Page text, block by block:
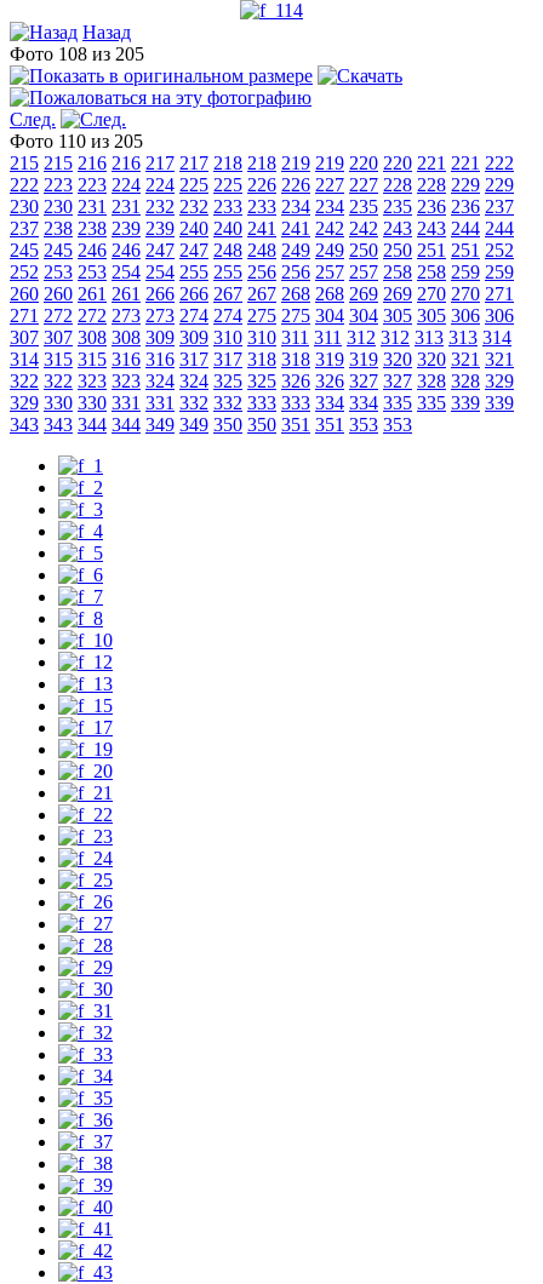
Назад
Фото 108 из 205
След.
Фото 110 из 205
215 215 216 216 217 217 218 218 219 219 220 220 221 221 222
222 223 223 224 224 225 225 226 226 227 227 228 228 229 229
230 230 231 231 232 232 233 233 234 234 235 235 236 236 237
237 238 238 239 239 240 240 241 241 242 242 243 243 244 244
245 245 246 246 247 247 248 248 249 249 250 250 251 251 252
252 253 253 254 254 255 255 256 256 257 257 258 258 259 259
260 260 261 261 266 266 267 267 268 268 269 269 270 270 271
271 272 272 273 273 274 274 275 275 304 304 305 305 306 306
307 307 308 308 309 309 310 310 311 311 312 312 313 313 314
314 315 315 316 316 317 317 318 318 319 319 320 320 321 321
322 322 323 323 324 324 325 325 326 326 327 327 328 328 329
329 330 330 331 331 332 332 333 333 334 334 335 335 339 339
343 343 344 344 349 349 350 350 351 351 353 353